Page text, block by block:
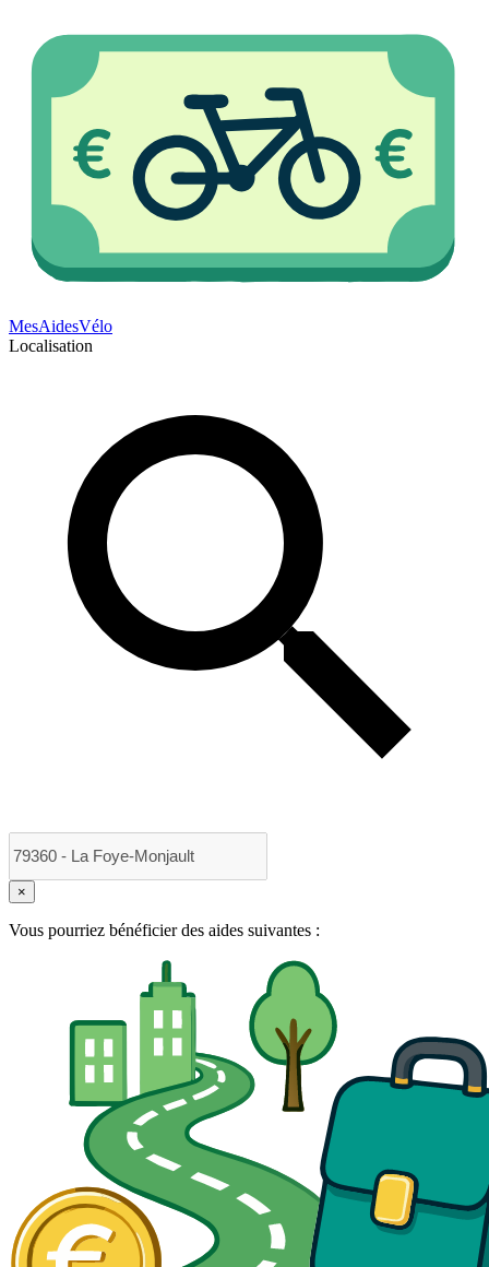
MesAidesVélo
Localisation
×
Vous pourriez bénéficier des aides suivantes :